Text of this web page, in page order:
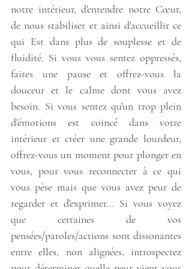
notre intérieur, d'entendre notre Cœur,
de nous stabiliser et ainsi d'accueillir ce
qui Est dans plus de souplesse et de
fluidité. Si vous vous sentez oppressés,
faites une pause et offrez-vous la
douceur et le calme dont vous avez
besoin. Si vous sentez qu'un trop plein
d'émotions est coincé dans votre
intérieur et créer une grande lourdeur,
offrez-vous un moment pour plonger en
vous, pour vous reconnecter à ce qui
vous pèse mais que vous avez peur de
regarder et d'exprimer… Si vous voyez
que certaines de vos
pensées/paroles/actions sont dissonantes
entre elles, non alignées, introspectez